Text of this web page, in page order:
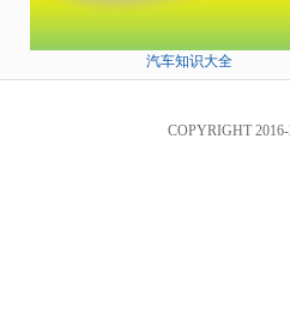
汽车知识大全
COPYRIGHT